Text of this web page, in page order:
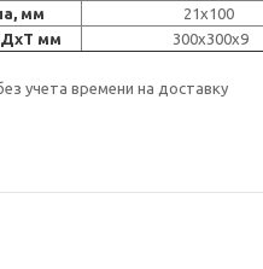
мм
21x100
мм
учета времени на доставку